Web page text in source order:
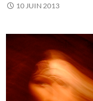
10 JUIN 2013